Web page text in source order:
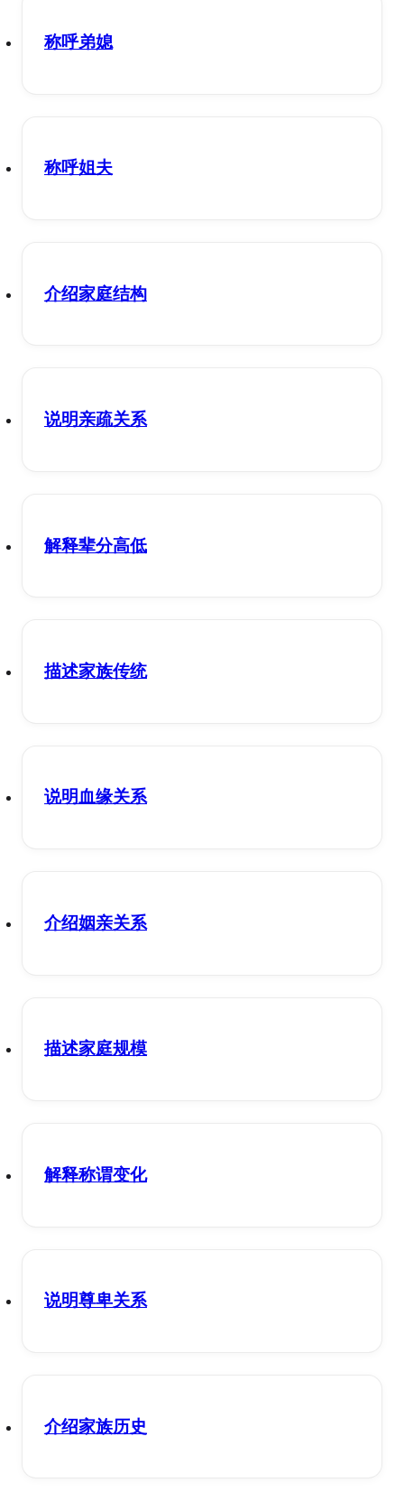
称呼弟媳
称呼姐夫
介绍家庭结构
说明亲疏关系
解释辈分高低
描述家族传统
说明血缘关系
介绍姻亲关系
描述家庭规模
解释称谓变化
说明尊卑关系
介绍家族历史